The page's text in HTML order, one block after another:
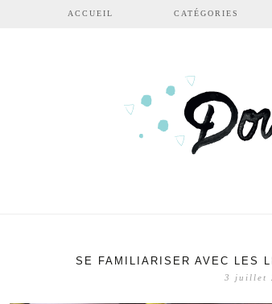
Aller au contenu principal
ACCUEIL CATÉGORIES
SE FAMILIARISER AVEC LES
3 juillet